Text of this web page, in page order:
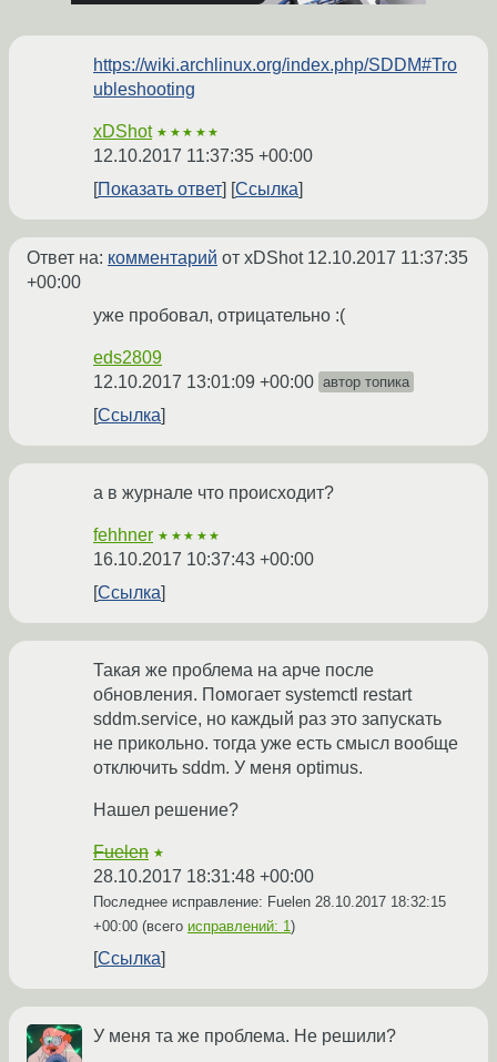
https://wiki.archlinux.org/index.php/SDDM#Tro
ubleshooting
xDShot ★★★★★
12.10.2017 11:37:35 +00:00
Показать ответ
Ссылка
Ответ на: комментарий от xDShot 12.10.2017 11:37:35
+00:00
уже пробовал, отрицательно :(
eds2809
12.10.2017 13:01:09 +00:00 автор топика
Ссылка
а в журнале что происходит?
fehhner ★★★★★
16.10.2017 10:37:43 +00:00
Ссылка
Такая же проблема на арче после
обновления. Помогает systemctl restart
sddm.service, но каждый раз это запускать
не прикольно. тогда уже есть смысл вообще
отключить sddm. У меня optimus.
Нашел решение?
Fuelen ★
28.10.2017 18:31:48 +00:00
Последнее исправление: Fuelen 28.10.2017 18:32:15
+00:00 (всего исправлений: 1)
Ссылка
У меня та же проблема. Не решили?